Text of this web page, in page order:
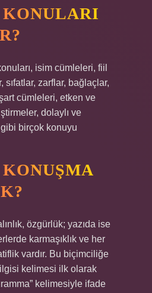
isim cümleleri, fiil
sıfatlar, zarflar, bağlaçlar,
cümleleri, etken ve
dolaylı ve
birçok konuyu
özgürlük; yazıda ise
karmaşıklık ve her
vardır. Bu biçimciliğe
kelimesi ilk olarak
kelimesiyle ifade